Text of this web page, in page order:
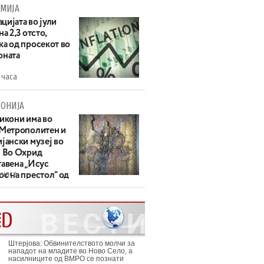
во јули
2,3 отсто,
од просекот во
има во
и
музеј во
Во Охрид
„Исус
на престол“ од